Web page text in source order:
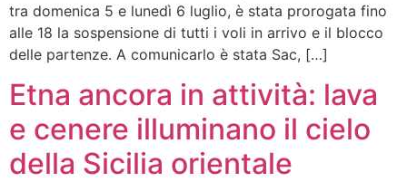
tra domenica 5 e lunedì 6 luglio, è stata prorogata fino
alle 18 la sospensione di tutti i voli in arrivo e il blocco
delle partenze. A comunicarlo è stata Sac, […]
Etna ancora in attività: lava
e cenere illuminano il cielo
della Sicilia orientale